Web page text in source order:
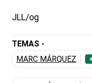
JLL/og
TEMAS -
MARC MÁRQUEZ
+